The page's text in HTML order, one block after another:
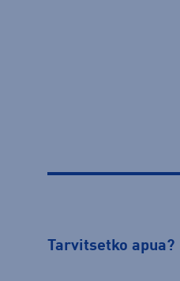
Tarvitsetko apua?